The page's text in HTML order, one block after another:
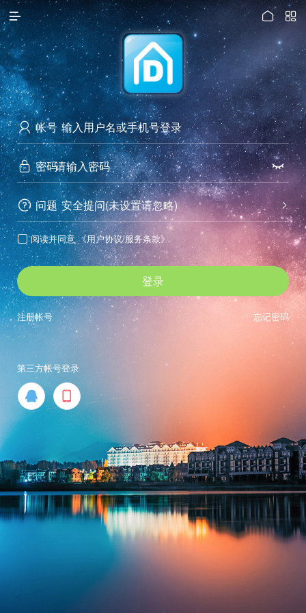

访问电脑版
 

 帐号
 密码 
 问题 
安全提问(未设置请忽略)
 阅读并同意 《用户协议/服务条款》
登录
忘记密码
注册帐号
第三方帐号登录
 